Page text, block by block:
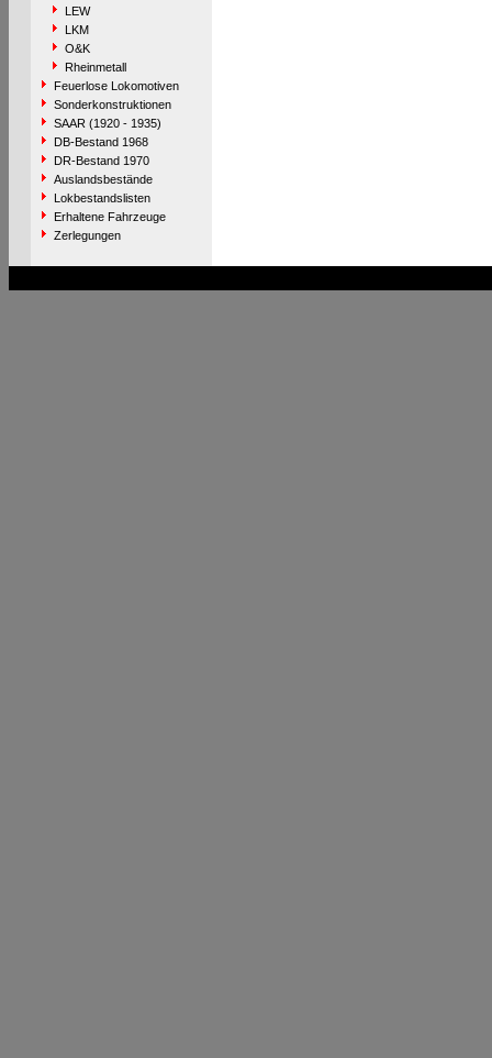
LEW
LKM
O&K
Rheinmetall
Feuerlose Lokomotiven
Sonderkonstruktionen
SAAR (1920 - 1935)
DB-Bestand 1968
DR-Bestand 1970
Auslandsbestände
Lokbestandslisten
Erhaltene Fahrzeuge
Zerlegungen